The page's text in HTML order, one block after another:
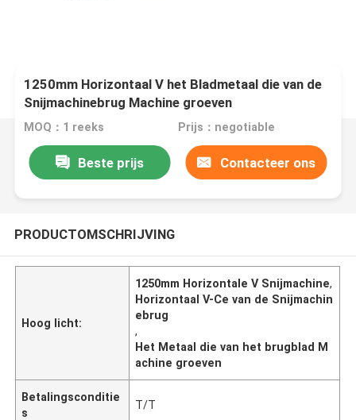
1250mm Horizontaal V het Bladmetaal die van de
Snijmachinebrug Machine groeven
MOQ：1 reeks Prijs：negotiable
Beste prijs Contacteer ons
PRODUCTOMSCHRIJVING
Hoog licht:
1250mm Horizontale V Snijmachine,
Horizontaal V-Ce van de Snijmachin
ebrug
,
Het Metaal die van het brugblad M
achine groeven
Betalingsconditie
s
T/T